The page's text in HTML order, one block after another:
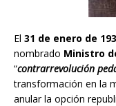
El 31 de enero de
nombrado Ministro
“contrarrevolución
transformación en la
anular la opción